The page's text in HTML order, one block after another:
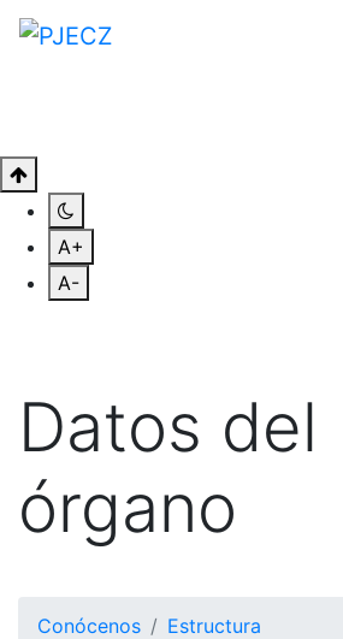
A+
A-
Datos del
órgano
Conócenos
Estructura